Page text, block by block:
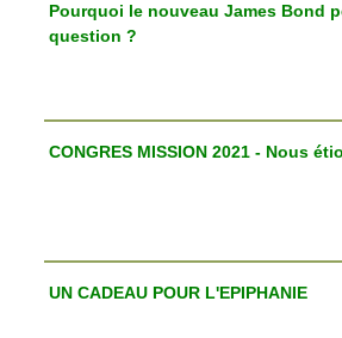
Pourquoi le nouveau James Bond
question ?
CONGRES MISSION 2021 - Nous
UN CADEAU POUR L'EPIPHANIE